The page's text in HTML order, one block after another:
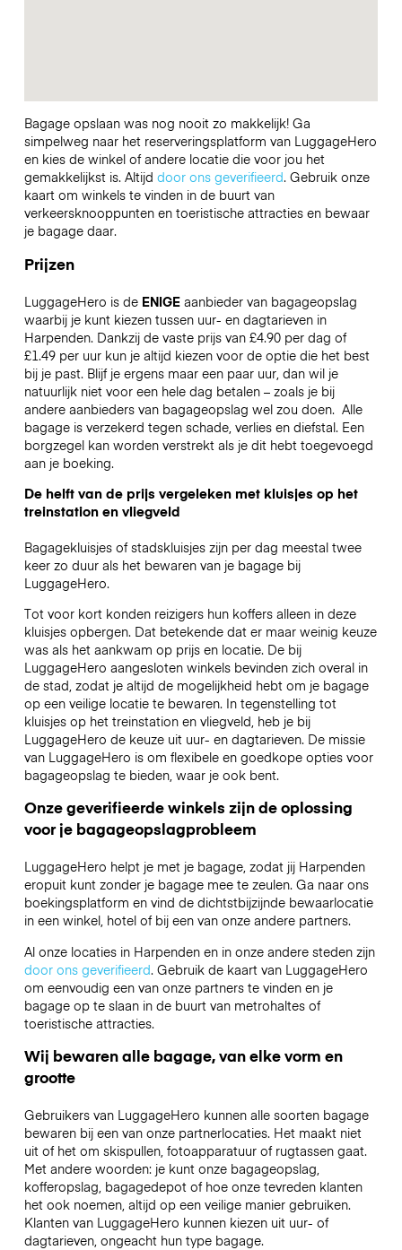
Bagage opslaan was nog nooit zo makkelijk! Ga
simpelweg naar het reserveringsplatform van LuggageHero
en kies de winkel of andere locatie die voor jou het
gemakkelijkst is. Altijd door ons geverifieerd. Gebruik onze
kaart om winkels te vinden in de buurt van
verkeersknooppunten en toeristische attracties en bewaar
je bagage daar.
Prijzen
LuggageHero is de ENIGEaanbieder van bagageopslag
waarbij je kunt kiezen tussen uur- en dagtarieven in
Harpenden. Dankzij de vaste prijs van £4.90 per dag of
£1.49 per uur kun je altijd kiezen voor de optie die het best
bij je past. Blijf je ergens maar een paar uur, dan wil je
natuurlijk niet voor een hele dag betalen – zoals je bij
andere aanbieders van bagageopslag wel zou doen. Alle
bagage is verzekerd tegen schade, verlies en diefstal. Een
borgzegel kan worden verstrekt als je dit hebt toegevoegd
aan je boeking.
De helft van de prijs vergeleken met kluisjes op het
treinstation en vliegveld
Bagagekluisjes of stadskluisjes zijn per dag meestal twee
keer zo duur als het bewaren van je bagage bij
LuggageHero.
Tot voor kort konden reizigers hun koffers alleen in deze
kluisjes opbergen. Dat betekende dat er maar weinig keuze
was als het aankwam op prijs en locatie. De bij
LuggageHero aangesloten winkels bevinden zich overal in
de stad, zodat je altijd de mogelijkheid hebt om je bagage
op een veilige locatie te bewaren. In tegenstelling tot
kluisjes op het treinstation en vliegveld, heb je bij
LuggageHero de keuze uit uur- en dagtarieven. De missie
van LuggageHero is om flexibele en goedkope opties voor
bagageopslag te bieden, waar je ook bent.
Onze geverifieerde winkels zijn de oplossing
voor je bagageopslagprobleem
LuggageHero helpt je met je bagage, zodat jij Harpenden
eropuit kunt zonder je bagage mee te zeulen. Ga naar ons
boekingsplatform en vind de dichtstbijzijnde bewaarlocatie
in een winkel, hotel of bij een van onze andere partners.
Al onze locaties in Harpenden en in onze andere steden zijn
door ons geverifieerd. Gebruik de kaart van LuggageHero
om eenvoudig een van onze partners te vinden en je
bagage op te slaan in de buurt van metrohaltes of
toeristische attracties.
Wij bewaren alle bagage, van elke vorm en
grootte
Gebruikers van LuggageHero kunnen alle soorten bagage
bewaren bij een van onze partnerlocaties. Het maakt niet
uit of het om skispullen, fotoapparatuur of rugtassen gaat.
Met andere woorden: je kunt onze bagageopslag,
kofferopslag, bagagedepot of hoe onze tevreden klanten
het ook noemen, altijd op een veilige manier gebruiken.
Klanten van LuggageHero kunnen kiezen uit uur- of
dagtarieven, ongeacht hun type bagage.